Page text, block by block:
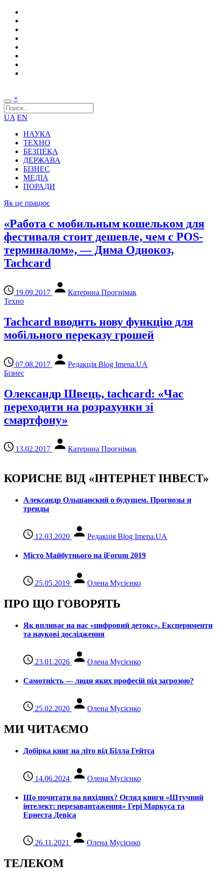
×
UA EN
НАУКА
ТЕХНО
БЕЗПЕКА
ДЕРЖАВА
БІЗНЕС
МЕДІА
ПОРАДИ
Як це працює
«Работа с мобильным кошельком для
фестиваля стоит дешевле, чем с POS-
терминалом», — Дима Однокоз,
Tachcard
19.09.2017
Катерина Прогнімак
Техно
Tachcard вводить нову функцію для
мобільного переказу грошей
07.08.2017
Редакція Blog Imena.UA
Бізнес
Олександр Швець, tachcard: «Час
переходити на розрахунки зі
смартфону»
13.02.2017 Катерина Прогнімак
КОРИСНЕ ВІД «ІНТЕРНЕТ ІНВЕСТ»
Александр Ольшанский о будущем. Прогнозы и
тренды
12.03.2020 Редакція Blog Imena.UA
Місто Майбутнього на iForum 2019
25.05.2019 Олена Мусієнко
ПРО ЩО ГОВОРЯТЬ
Як впливає на нас «цифровий детокс». Експерименти
та наукові дослідження
23.01.2026 Олена Мусієнко
Самотність — люди яких професій під загрозою?
25.02.2020 Олена Мусієнко
МИ ЧИТАЄМО
Добірка книг на літо від Білла Гейтса
14.06.2024 Олена Мусієнко
Що почитати на вихідних? Огляд книги «Штучний
інтелект: перезавантаження» Гері Маркуса та
Ернеста Девіса
26.11.2021 Олена Мусієнко
ТЕЛЕКОМ